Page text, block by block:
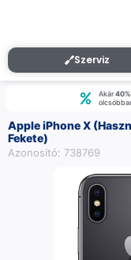
Szerviz
Akár40%
Apple iPhone X
Fekete)
Azonosító: 738769